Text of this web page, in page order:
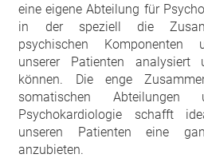
eine eigene Abteilung für
in der speziell die
psychischen Komponenten
unserer Patienten analysiert
können. Die enge
somatischen
Psychokardiologie schafft
unseren Patienten eine
anzubieten.